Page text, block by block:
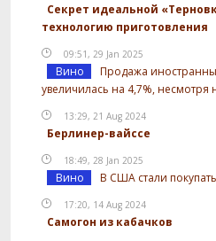
Секрет идеальной
технологию приготовления
09:51, 29 Jan 2025
Вино
Продажа
увеличилась на 4,7%,
13:29, 21 Aug 2024
Берлинер-вайссе
18:49, 28 Jan 2025
Вино В США стали
17:20, 14 Aug 2024
Самогон из кабачков